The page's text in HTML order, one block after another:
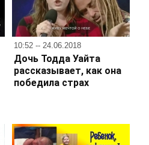
10:52 -- 24.06.2018
Дочь Тодда Уайта
рассказывает, как она
победила страх